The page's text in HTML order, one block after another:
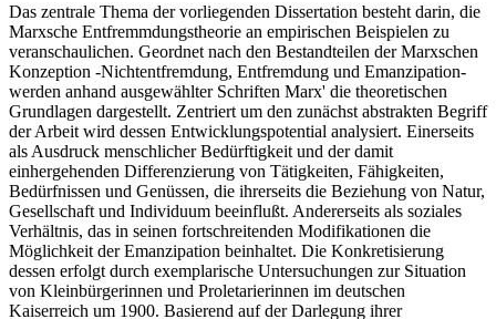
Das zentrale Thema der vorliegenden Dissertation besteht darin, die
Marxsche Entfremmdungstheorie an empirischen Beispielen zu
veranschaulichen. Geordnet nach den Bestandteilen der Marxschen
Konzeption -Nichtentfremdung, Entfremdung und Emanzipation-
werden anhand ausgewählter Schriften Marx' die theoretischen
Grundlagen dargestellt. Zentriert um den zunächst abstrakten Begriff
der Arbeit wird dessen Entwicklungspotential analysiert. Einerseits
als Ausdruck menschlicher Bedürftigkeit und der damit
einhergehenden Differenzierung von Tätigkeiten, Fähigkeiten,
Bedürfnissen und Genüssen, die ihrerseits die Beziehung von Natur,
Gesellschaft und Individuum beeinflußt. Andererseits als soziales
Verhältnis, das in seinen fortschreitenden Modifikationen die
Möglichkeit der Emanzipation beinhaltet. Die Konkretisierung
dessen erfolgt durch exemplarische Untersuchungen zur Situation
von Kleinbürgerinnen und Proletarierinnen im deutschen
Kaiserreich um 1900. Basierend auf der Darlegung ihrer